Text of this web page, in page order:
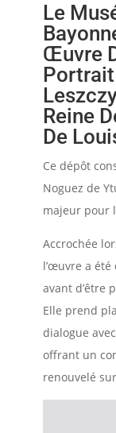
Le
Œuvre
Reine
De
Ce dépôt
Noguez de
majeur pour
Accrochée
l’œuvre a
avant d’être
Elle prend
dialogue
offrant un
renouvelé